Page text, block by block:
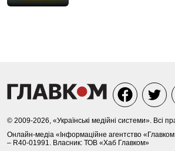
© 2009-2026, «Українські медійні системи». Всі
Онлайн-медіа «Інформаційне агентство
– R40-01991. Власник: ТОВ «Хаб Главком»